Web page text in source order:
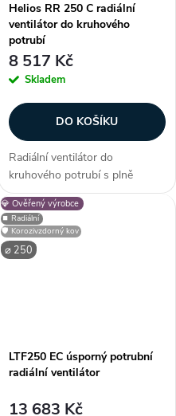
Helios RR 250 C radiální
ventilátor do kruhového
potrubí
8 517 Kč
Skladem
DO KOŠÍKU
Radiální ventilátor do
kruhového potrubí s plně
regulovatelným výkonem.
Vhodný pro univerzální
komerční, průmyslové i domácí
využití. Kuličková ložiška. IP 44.
Průměr 250 mm....
💎 Ověřený výrobce
⌀ 250
⏹️ Radiální
🛡️ Korozivzdorný kov
LTF250 EC úsporný potrubní
radiální ventilátor
13 683 Kč